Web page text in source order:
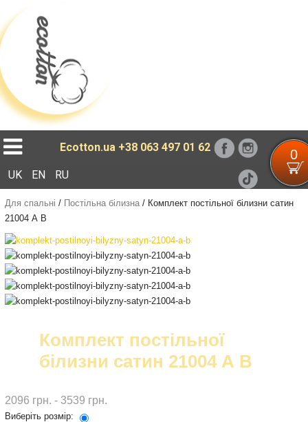
Ecotton.ua +38 063 497 01 62 0
UK EN RU
Для спальні / Постільна білизна/ Комплект постільної білизни сатин
21004 А В
Комплект постільної
білизни сатин 21004 А В
2096 грн. - 3539 грн.
Виберіть розмір: